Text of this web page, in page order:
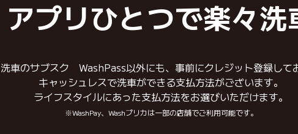
アプリひとつで楽々洗
洗車のサブスク WashPass以外にも、事前にクレジット登録して
キャッシュレスで洗車ができる支払方法がございます。
ライフスタイルにあった支払方法をお選びいただけます。
※WashPay、Washプリカは一部の店舗でご利用可能です。